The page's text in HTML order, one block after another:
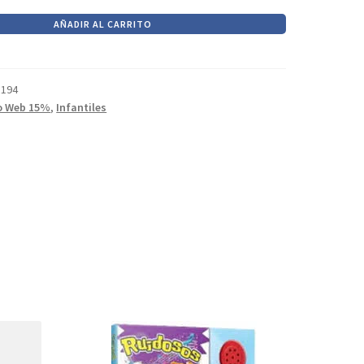
$510.
$434.
AÑADIR AL CARRITO
Web 15%, Infantiles